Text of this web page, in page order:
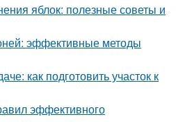
яблок: полезные советы и
эффективные методы
как подготовить участок к
эффективного